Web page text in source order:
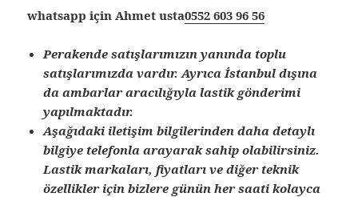
whatsapp için Ahmet usta0552 603 96 56
Perakende satışlarımızın yanında toplu
satışlarımızda vardır. Ayrıca İstanbul dışına
da ambarlar aracılığıyla lastik gönderimi
yapılmaktadır.
Aşağıdaki iletişim bilgilerinden daha detaylı
bilgiye telefonla arayarak sahip olabilirsiniz.
Lastik markaları, fiyatları ve diğer teknik
özellikler için bizlere günün her saati kolayca